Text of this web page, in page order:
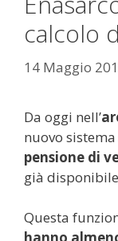
calcolo
14 Maggio
Da oggi nell’
nuovo
pensione di
già
Questa